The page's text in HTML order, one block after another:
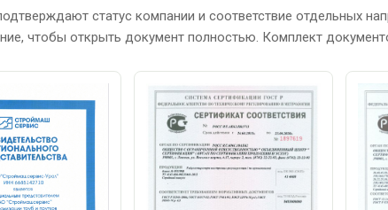
статус компании и соответствие отдельных
чтобы открыть документ полностью. Комплект